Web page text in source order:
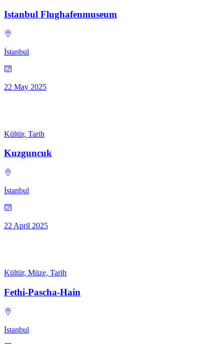
Istanbul Flughafenmuseum
İstanbul
22 May 2025
Kültür, Tarih
Kuzguncuk
İstanbul
22 April 2025
Kültür, Müze, Tarih
Fethi-Pascha-Hain
İstanbul